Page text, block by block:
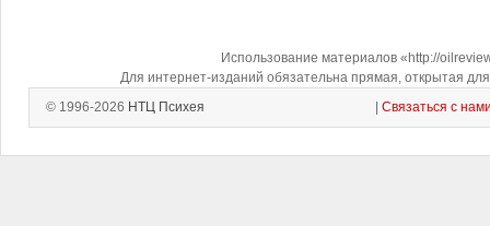
Использование материалов «http://
Для интернет-изданий обязательна прямая, открытая
© 1996-2026 НТЦ Психея Связаться с